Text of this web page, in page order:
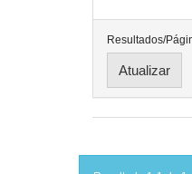
Resultados/